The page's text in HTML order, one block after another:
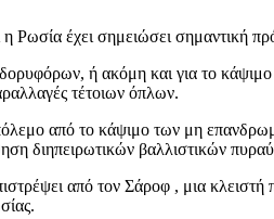
Ρωσία έχει σημειώσει σημαντική
ή ακόμη και για το
τέτοιων όπλων.
από το κάψιμο των μη
διηπειρωτικών βαλλιστικών
από τον Σάροφ , μια